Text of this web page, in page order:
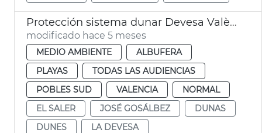
Protección sistema dunar Devesa València
modificado hace 5 meses
MEDIO AMBIENTE
ALBUFERA
PLAYAS
TODAS LAS AUDIENCIAS
POBLES SUD
VALENCIA
NORMAL
EL SALER
JOSÉ GOSÁLBEZ
DUNAS
DUNES
LA DEVESA